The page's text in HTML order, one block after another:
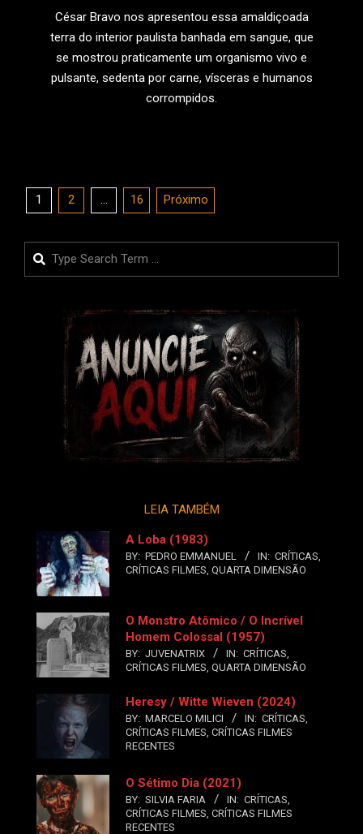
César Bravo nos apresentou essa amaldiçoada
terra do interior paulista banhada em sangue, que
se mostrou praticamente um organismo vivo e
pulsante, sedenta por carne, vísceras e humanos
corrompidos.
Paginação
posts
1 2 … 16 Próximo
Search
LEIA TAMBÉM
A Loba (1983)
BY: PEDRO EMMANUEL IN: CRÍTICAS
CRÍTICAS FILMES QUARTA DIMENSÃO
O Monstro Atômico / O Incrível
Homem Colossal (1957)
BY: JUVENATRIX IN: CRÍTICAS
CRÍTICAS FILMES QUARTA DIMENSÃO
Heresy / Witte Wieven (2024)
BY: MARCELO MILICI IN: CRÍTICAS
CRÍTICAS FILMES CRÍTICAS FILMES
RECENTES
O Sétimo Dia (2021)
BY: SILVIA FARIA IN: CRÍTICAS
CRÍTICAS FILMES CRÍTICAS FILMES
RECENTES